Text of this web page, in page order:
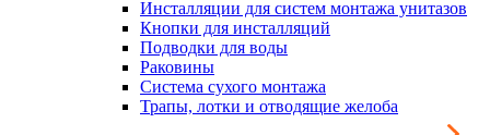
Инсталляции для систем монтажа унитазов
Кнопки для инсталляций
Подводки для воды
Раковины
Система сухого монтажа
Трапы, лотки и отводящие желоба